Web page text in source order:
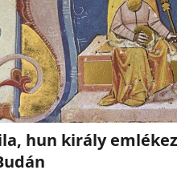
hun király